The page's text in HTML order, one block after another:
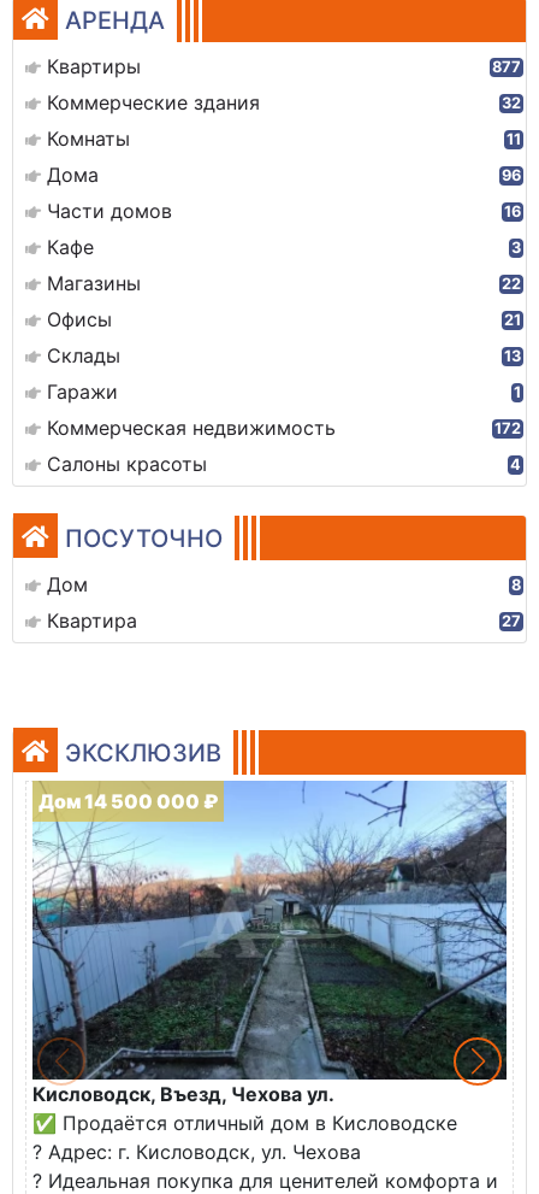
АРЕНДА
Квартиры 877
Коммерческие здания 32
Комнаты 11
Дома 96
Части домов 16
Кафе 3
Магазины 22
Офисы 21
Склады 13
Гаражи 1
Коммерческая недвижимость 172
Салоны красоты 4
ПОСУТОЧНО
Дом 8
Квартира 27
ЭКСКЛЮЗИВ
Дом 14 500 000 ₽
Кисловодск, Въезд, Чехова ул.
✅ Продаётся отличный дом в Кисловодске
? Адрес: г. Кисловодск, ул. Чехова
? Идеальная покупка для ценителей комфорта и